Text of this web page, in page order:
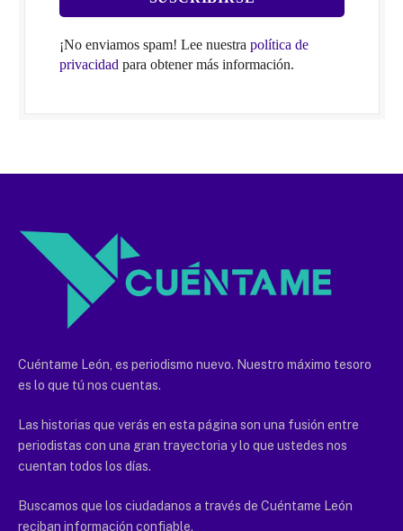
¡No enviamos spam! Lee nuestra política de
privacidad para obtener más información.
Cuéntame León, es periodismo nuevo. Nuestro máximo tesoro
es lo que tú nos cuentas.
Las historias que verás en esta página son una fusión entre
periodistas con una gran trayectoria y lo que ustedes nos
cuentan todos los días.
Buscamos que los ciudadanos a través de Cuéntame León
reciban información confiable.